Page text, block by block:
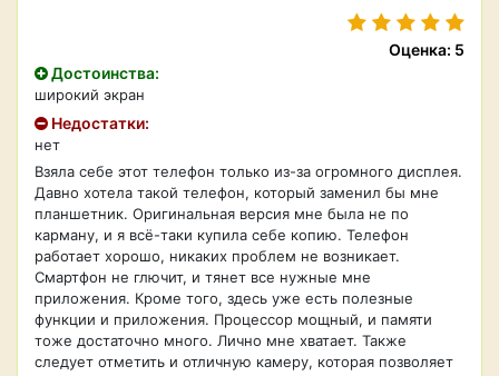
Оценка: 5
Достоинства:
широкий экран
Недостатки:
нет
Взяла себе этот телефон только из-за огромного дисплея.
Давно хотела такой телефон, который заменил бы мне
планшетник. Оригинальная версия мне была не по
карману, и я всё-таки купила себе копию. Телефон
работает хорошо, никаких проблем не возникает.
Смартфон не глючит, и тянет все нужные мне
приложения. Кроме того, здесь уже есть полезные
функции и приложения. Процессор мощный, и памяти
тоже достаточно много. Лично мне хватает. Также
следует отметить и отличную камеру, которая позволяет